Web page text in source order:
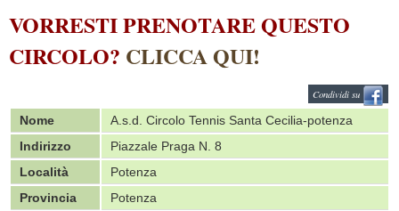
VORRESTI PRENOTARE QUESTO
CIRCOLO? CLICCA QUI!
Condividi su
Nome
A.s.d. Circolo Tennis Santa Cecilia-potenza
Indirizzo
Piazzale Praga N. 8
Località
Potenza
Provincia
Potenza